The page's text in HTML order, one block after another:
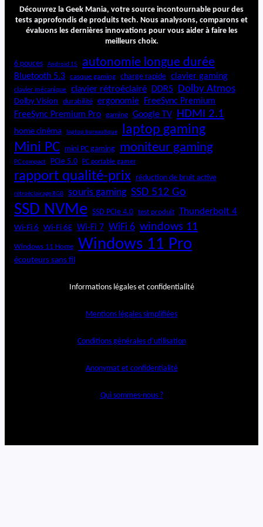
m
f
o
S
C
Découvrez la Geek Mania, votre source incontournable pour des
tests approfondis de produits tech. Nous analysons, comparons et
évaluons les dernières innovations pour vous aider à faire les
meilleurs choix.
6 pouces Android 15 autonomie longue durée
Bluetooth 5.3 casque gaming charge rapide clavier gaming
clavier mécanique clavier rétroéclairé DDR5 Dolby Atmos
Dolby Vision durabilité ergonomie
FreeSync Premium
FreeSync Premium Pro
gaming Google TV HDMI 2.1
home cinéma laptop bureautique laptop gaming
Mini PC mini PC gaming moniteur gaming
PC compact PCIe 5.0 PC portable gamer
rapport qualité-prix réduction de bruit active
rétroéclairage RGB souris gaming SSD 512 Go
SSD NVMe SSD PCIe 4.0 test produit Thunderbolt 4
Wi-Fi 6 Wi-Fi 6E Wi-Fi 7 WiFi 6 windows 11
Windows 11 Home Windows 11 Pro
écouteurs sans fil
Informations légales et confidentialité
Mentions légales simplifiées
Conditions générales d’utilisation
Anonymat et confidentialité
Qui sommes-nous ?